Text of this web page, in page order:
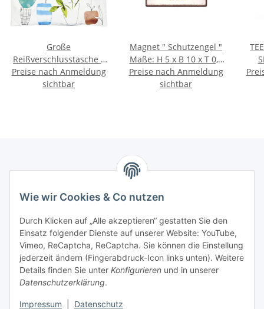
Wie wir Cookies & Co nutzen
Durch Klicken auf „Alle akzeptieren“ gestatten Sie den
Einsatz folgender Dienste auf unserer Website: YouTube,
Vimeo, ReCaptcha, ReCaptcha. Sie können die Einstellung
jederzeit ändern (Fingerabdruck-Icon links unten). Weitere
Details finden Sie unter Konfigurieren und in unserer
Datenschutzerklärung.
Impressum Datenschutz
Große
Reißverschlusstasche "
Roof Garden " Material
Tyvek 27 x 19 cm
Preise nach Anmeldung
sichtbar
Magnet " Schutzengel "
Maße: H 5 x B 10 x T 0,2
cm
Preise nach Anmeldung
sichtbar
Marmey Aktionswaren
Markus Meyer
Fritz-Wallis-Str. 13
28832 Achim
Telefon: +4915142420171
E-Mail: verkauf@marmey-aktionswaren.de
Informationen